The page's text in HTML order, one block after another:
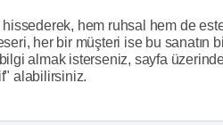
hissederek, hem ruhsal hem de
her bir müşteri ise bu sanatın
almak isterseniz, sayfa
alabilirsiniz.